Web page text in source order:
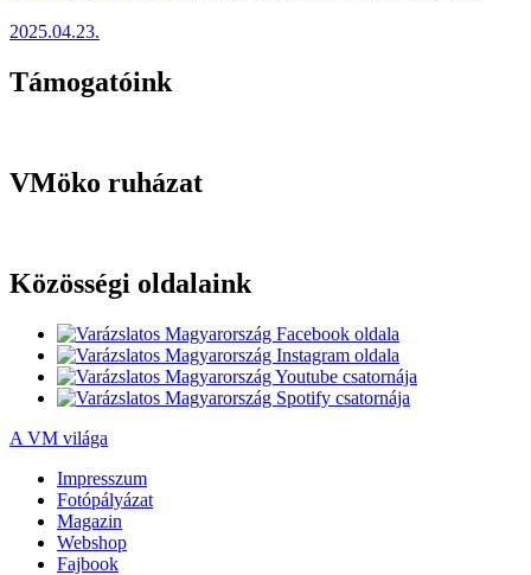
2025.04.23.
Támogatóink
VMöko ruházat
Közösségi oldalaink
A VM világa
Impresszum
Fotópályázat
Magazin
Webshop
Fajbook